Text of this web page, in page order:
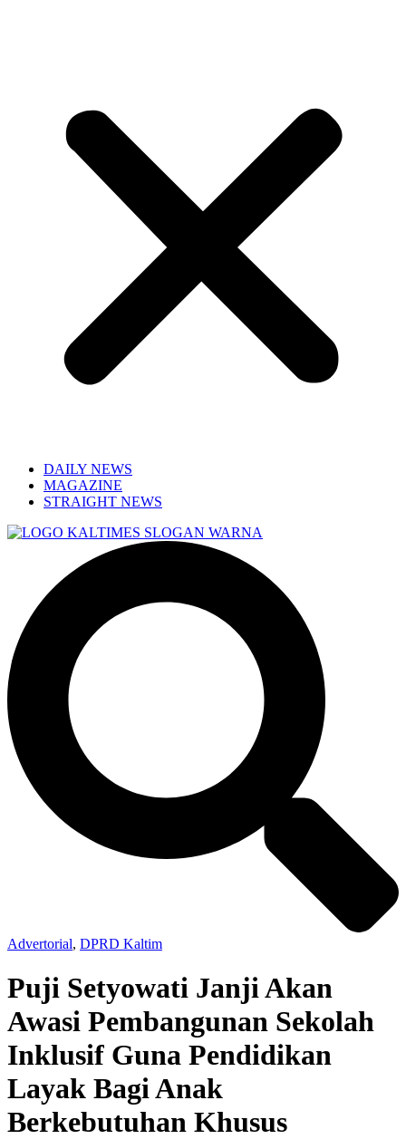
DAILY NEWS
MAGAZINE
STRAIGHT NEWS
Advertorial, DPRD Kaltim
Puji Setyowati Janji Akan
Awasi Pembangunan Sekolah
Inklusif Guna Pendidikan
Layak Bagi Anak
Berkebutuhan Khusus